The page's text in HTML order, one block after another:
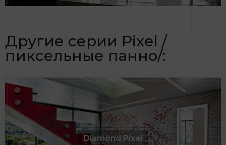
Другие серии Pixel /
пиксельные панно/:
Diamond Pixel